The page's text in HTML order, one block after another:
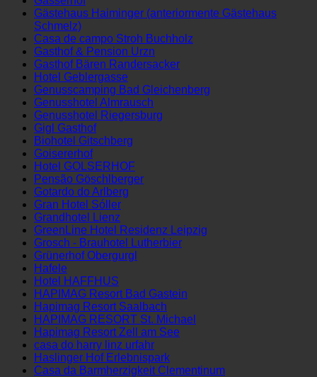
Garni Felderer
Gasserhof
Gästehaus Haiminger (anteriormente Gästehaus
Schmelz)
Casa de campo Stroh Buchholz
Gasthof & Pension Urzn
Gasthof Bären Randersacker
Hotel Geblergasse
Genusscamping Bad Gleichenberg
Genusshotel Almrausch
Genusshotel Riegersburg
Gigl Gasthof
Biohotel Gitschberg
Goisererhof
Hotel GOLSERHOF
Pensão Göschlberger
Gotardo do Arlberg
Gran Hotel Sóller
Grandhotel Lienz
GreenLine Hotel Residenz Leipzig
Grosch - Brauhotel Lutherbier
Grünerhof Obergurgl
Hafele
Hotel HAFFHUS
HAPIMAG Resort Bad Gastein
Hapimag Resort Saalbach
HAPIMAG RESORT St. Michael
Hapimag Resort Zell am See
casa do harry linz urfahr
Haslinger Hof Erlebnispark